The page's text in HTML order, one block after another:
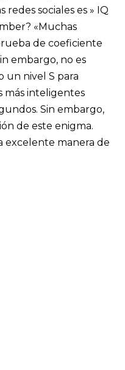
sociales es » IQ
«Muchas
de coeficiente
embargo, no es
un nivel S para
más inteligentes
Sin embargo,
de este enigma.
excelente manera de